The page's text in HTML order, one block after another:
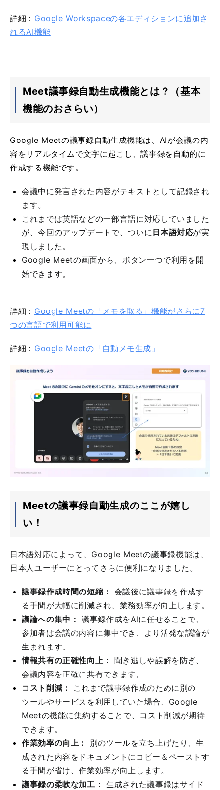
詳細： Google Workspaceの各エディションに追加さ
れるAI機能
Meet議事録自動生成機能とは？（基本
機能のおさらい）
Google Meetの議事録自動生成機能は、AIが会議の内
容をリアルタイムで文字に起こし、議事録を自動的に
作成する機能です。
会議中に発言された内容がテキストとして記録され
ます。
これまでは英語などの一部言語に対応していました
が、今回のアップデートで、ついに 日本語対応が実
現しました。
Google Meetの画面から、ボタン一つで利用を開
始できます。
詳細： Google Meetの「メモを取る」機能がさらに7
つの言語で利用可能に
詳細： Google Meetの「自動メモ生成」
Meetの議事録自動生成のここが嬉し
い！
日本語対応によって、Google Meetの議事録機能は、
日本人ユーザーにとってさらに便利になりました。
議事録作成時間の短縮：
会議後に議事録を作成す
る手間が大幅に削減され、業務効率が向上します。
議論への集中： 議事録作成をAIに任せることで、
参加者は会議の内容に集中でき、より活発な議論が
生まれます。
情報共有の正確性向上：
聞き逃しや誤解を防ぎ、
会議内容を正確に共有できます。
コスト削減：
これまで議事録作成のために別の
ツールやサービスを利用していた場合、Google
Meetの機能に集約することで、コスト削減が期待
できます。
作業効率の向上：
別のツールを立ち上げたり、生
成された内容をドキュメントにコピー＆ペーストす
る手間が省け、作業効率が向上します。
議事録の柔軟な加工： 生成された議事録はサイド